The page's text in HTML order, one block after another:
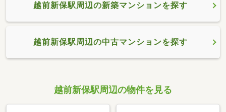
越前新保駅周辺の新築マンションを探す
越前新保駅周辺の中古マンションを探す
越前新保駅周辺の物件を見る